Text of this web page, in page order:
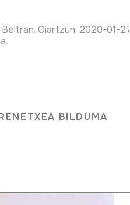
BILDUMA
Oiartzun, 2020-01-27.